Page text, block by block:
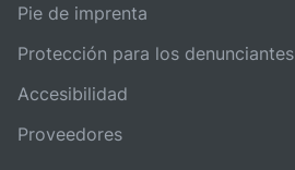
Pie de imprenta
Protección para los denunciantes
Accesibilidad
Proveedores